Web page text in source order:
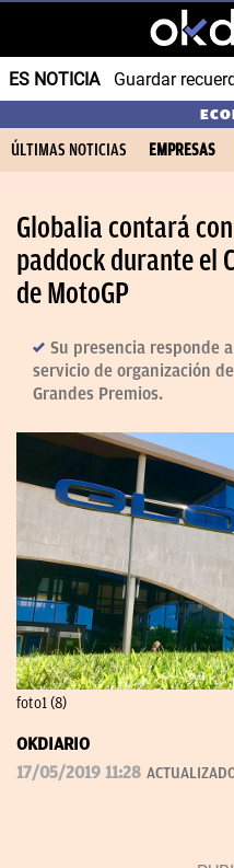
ES NOTICIA Guardar
ÚLTIMAS NOTICIAS EMPRESAS
Globalia contará
paddock durante el
de MotoGP
Su presencia responde
servicio de organización
Grandes Premios.
foto1 (8)
OKDIARIO
17/05/2019 11:28